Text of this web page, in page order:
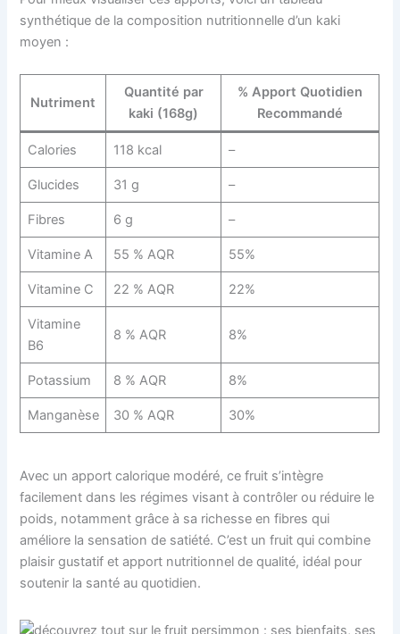
synthétique de la composition nutritionnelle d’un kaki
moyen :
Nutriment
Quantité par
kaki (168g)
% Apport Quotidien
Recommandé
Calories 118 kcal –
Glucides 31 g –
Fibres 6 g –
Vitamine A 55 % AQR 55%
Vitamine C 22 % AQR 22%
Vitamine
B6
8 % AQR 8%
Potassium 8 % AQR 8%
Manganèse 30 % AQR 30%
Avec un apport calorique modéré, ce fruit s’intègre
facilement dans les régimes visant à contrôler ou réduire le
poids, notamment grâce à sa richesse en fibres qui
améliore la sensation de satiété. C’est un fruit qui combine
plaisir gustatif et apport nutritionnel de qualité, idéal pour
soutenir la santé au quotidien.